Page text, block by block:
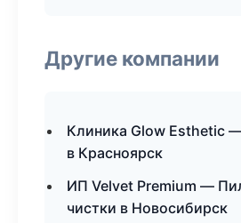
Другие компании
Клиника Glow Esthetic
в Красноярск
ИП Velvet Premium —
чистки в Новосибирск